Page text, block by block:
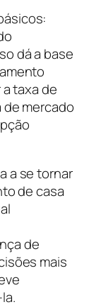
dá a base
taxa de
mercado
a se tornar
de casa
de
mais